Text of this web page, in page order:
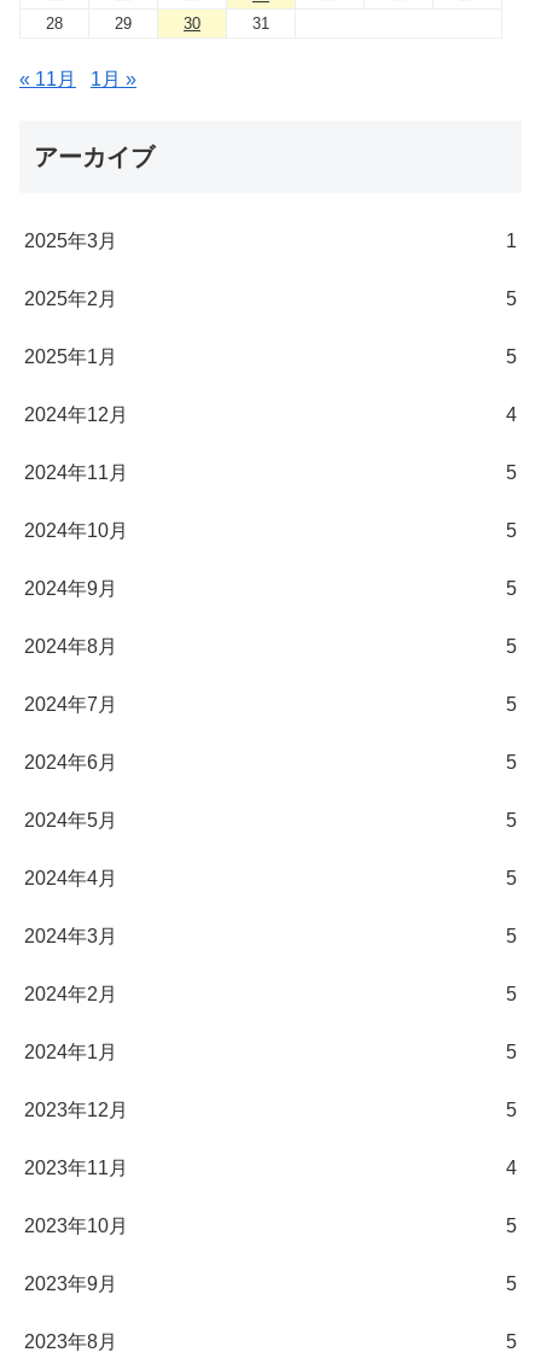
28
29 30 31
« 11月 1月 »
アーカイブ
2025年3月 1
2025年2月 5
2025年1月 5
2024年12月 4
2024年11月 5
2024年10月 5
2024年9月 5
2024年8月 5
2024年7月 5
2024年6月 5
2024年5月 5
2024年4月 5
2024年3月 5
2024年2月 5
2024年1月 5
2023年12月 5
2023年11月 4
2023年10月 5
2023年9月 5
2023年8月 5